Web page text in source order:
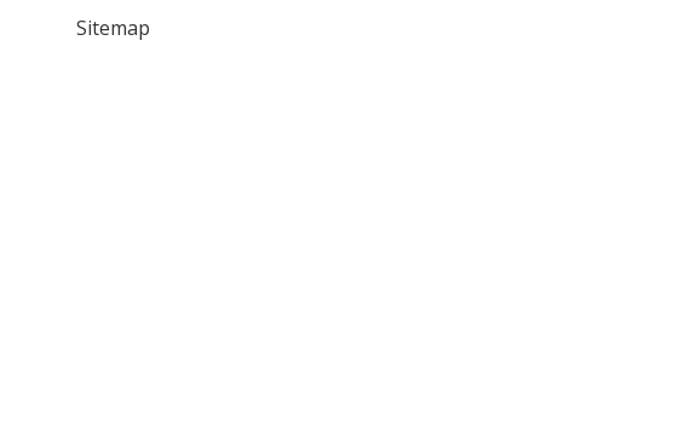
Sitemap